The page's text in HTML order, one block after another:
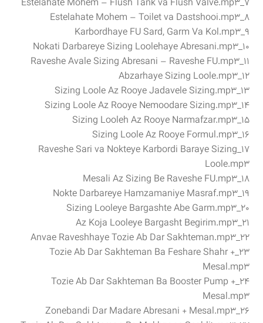
۷_Estelahate Mohem – Flush Tank va Flush Valve.mp3
۸_Estelahate Mohem – Toilet va Dastshooi.mp3
۹_Karbordhaye FU Sard, Garm Va Kol.mp3
۱۰_Nokati Darbareye Sizing Loolehaye Abresani.mp3
۱۱_Raveshe Avale Sizing Abresani – Raveshe FU.mp3
۱۲_Abzarhaye Sizing Loole.mp3
۱۳_Sizing Loole Az Rooye Jadavele Sizing.mp3
۱۴_Sizing Loole Az Rooye Nemoodare Sizing.mp3
۱۵_Sizing Looleh Az Rooye Narmafzar.mp3
۱۶_Sizing Loole Az Rooye Formul.mp3
۱۷_Raveshe Sari va Nokteye Karbordi Baraye Sizing
Loole.mp3
۱۸_Mesali Az Sizing Be Raveshe FU.mp3
۱۹_Nokte Darbareye Hamzamaniye Masraf.mp3
۲۰_Sizing Looleye Bargashte Abe Garm.mp3
۲۱_Az Koja Looleye Bargasht Begirim.mp3
۲۲_Anvae Raveshhaye Tozie Ab Dar Sakhteman.mp3
۲۳_Tozie Ab Dar Sakhteman Ba Feshare Shahr +
Mesal.mp3
۲۴_Tozie Ab Dar Sakhteman Ba Booster Pump +
Mesal.mp3
۲۶_Zonebandi Dar Madare Abresani + Mesal.mp3